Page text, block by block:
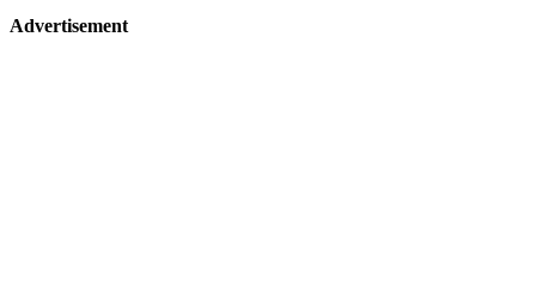
Advertisement